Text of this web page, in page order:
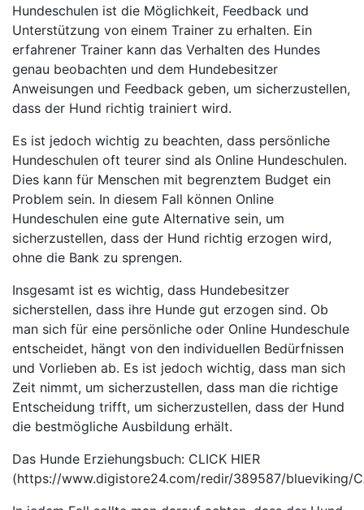
Hundeschulen ist die Möglichkeit, Feedback und
Unterstützung von einem Trainer zu erhalten. Ein
erfahrener Trainer kann das Verhalten des Hundes
genau beobachten und dem Hundebesitzer
Anweisungen und Feedback geben, um sicherzustellen,
dass der Hund richtig trainiert wird.
Es ist jedoch wichtig zu beachten, dass persönliche
Hundeschulen oft teurer sind als Online Hundeschulen.
Dies kann für Menschen mit begrenztem Budget ein
Problem sein. In diesem Fall können Online
Hundeschulen eine gute Alternative sein, um
sicherzustellen, dass der Hund richtig erzogen wird,
ohne die Bank zu sprengen.
Insgesamt ist es wichtig, dass Hundebesitzer
sicherstellen, dass ihre Hunde gut erzogen sind. Ob
man sich für eine persönliche oder Online Hundeschule
entscheidet, hängt von den individuellen Bedürfnissen
und Vorlieben ab. Es ist jedoch wichtig, dass man sich
Zeit nimmt, um sicherzustellen, dass man die richtige
Entscheidung trifft, um sicherzustellen, dass der Hund
die bestmögliche Ausbildung erhält.
Das Hunde Erziehungsbuch: CLICK HIER
(https://www.digistore24.com/redir/389587/blueviking/